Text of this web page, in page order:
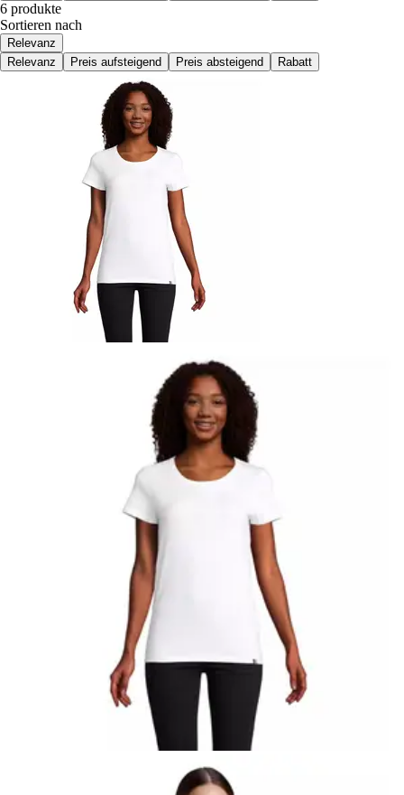
6 produkte
Sortieren nach
Relevanz
Relevanz
Preis aufsteigend Preis absteigend Rabatt